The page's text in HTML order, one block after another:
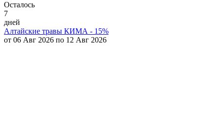
Осталось
7
дней
Алтайские травы КИМА - 15%
от 06 Авг 2026 по 12 Авг 2026